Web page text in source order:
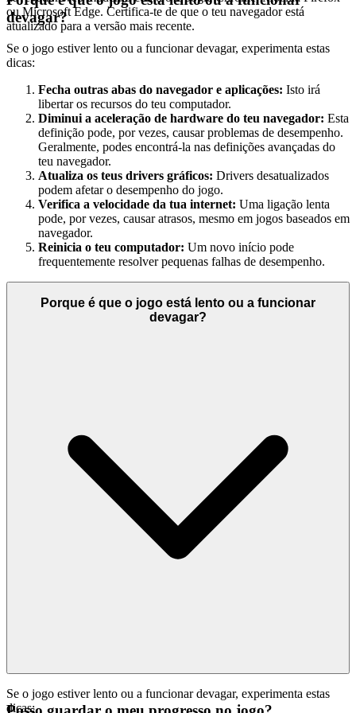
ou Microsoft Edge. Certifica-te de que o teu navegador está
atualizado para a versão mais recente.
devagar?
Se o jogo estiver lento ou a funcionar devagar, experimenta estas
dicas:
Fecha outras abas do navegador e aplicações: Isto irá
libertar os recursos do teu computador.
Diminui a aceleração de hardware do teu navegador: Esta
definição pode, por vezes, causar problemas de desempenho.
Geralmente, podes encontrá-la nas definições avançadas do
teu navegador.
Atualiza os teus drivers gráficos: Drivers desatualizados
podem afetar o desempenho do jogo.
Verifica a velocidade da tua internet: Uma ligação lenta
pode, por vezes, causar atrasos, mesmo em jogos baseados em
navegador.
Reinicia o teu computador: Um novo início pode
frequentemente resolver pequenas falhas de desempenho.
Porque é que o jogo está lento ou a funcionar
devagar?
Se o jogo estiver lento ou a funcionar devagar, experimenta estas
dicas: